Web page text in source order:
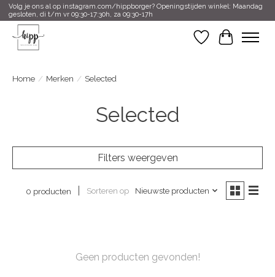
Volg je ons al op instagram.com/hippborger? Openingstijden winkel: Maandag
gesloten, di t/m vr 09:30-17:30h, za 09:30-17h
Verlanglijst
Home / Merken / Selected
Selected
Filters weergeven
0 producten Sorteren op Nieuwste producten
Geen producten gevonden!